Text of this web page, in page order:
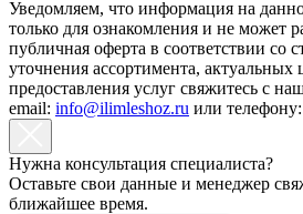
Уведомляем, что информация на
только для ознакомления и не может
публичная оферта в соответствии со
уточнения ассортимента, актуальных
предоставления услуг свяжитесь с
email: info@ilimleshoz.ru или телефону:
Нужна консультация специалиста?
Оставьте свои данные и менеджер
ближайшее время.